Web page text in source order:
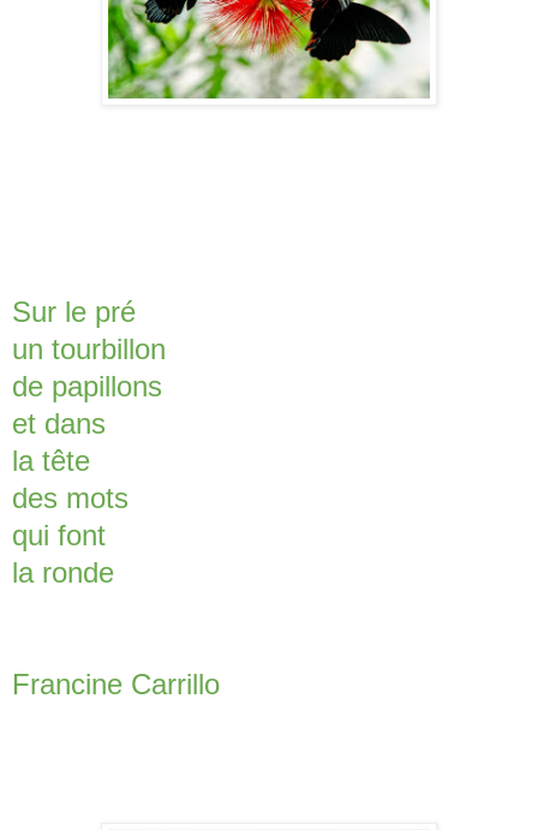
Sur le pré
un tourbillon
de papillons
et dans
la tête
des mots
qui font
la ronde
Francine Carrillo